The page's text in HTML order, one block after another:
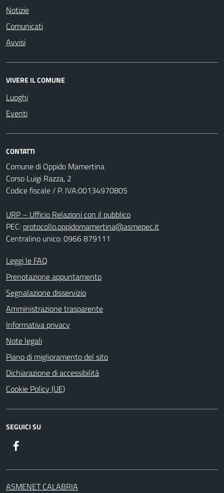
Notizie
Comunicati
Avvisi
VIVERE IL COMUNE
Luoghi
Eventi
CONTATTI
Comune di Oppido Mamertina
Corso Luigi Razza, 2
Codice fiscale / P. IVA:00134970805
URP – Ufficio Relazioni con il pubblico
PEC: protocollo.oppidomamertina@asmepec.it
Centralino unico: 0966 879111
Leggi le FAQ
Prenotazione appuntamento
Segnalazione disservizio
Amministrazione trasparente
Informativa privacy
Note legali
Piano di miglioramento del sito
Dichiarazione di accessibilità
Cookie Policy (UE)
SEGUICI SU
ASMENET CALABRIA